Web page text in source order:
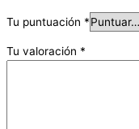
Tu puntuación *
Tu valoración *